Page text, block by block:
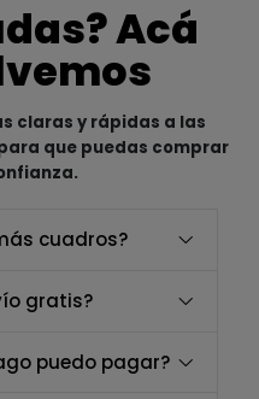
Acá
claras y rápidas a las
que puedas comprar
cuadros?
gratis?
puedo pagar?